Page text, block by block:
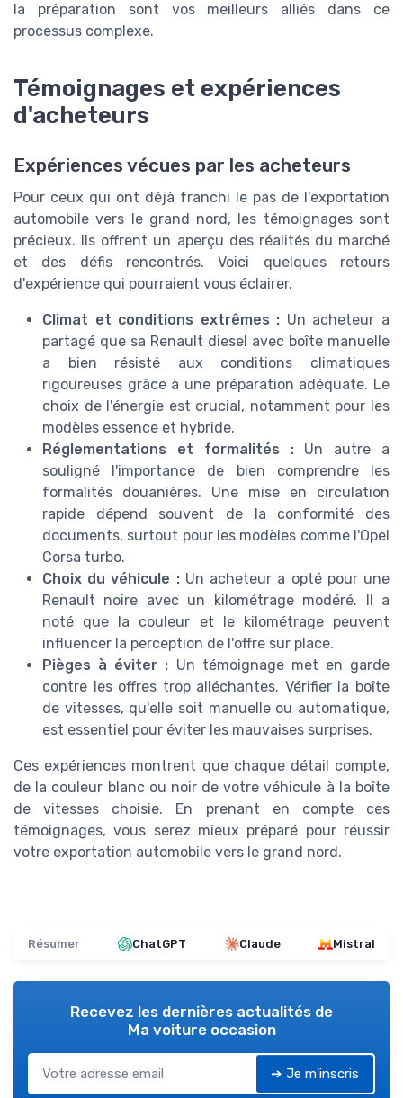
la préparation sont vos meilleurs alliés dans ce
processus complexe.
Témoignages et expériences
d'acheteurs
Expériences vécues par les acheteurs
Pour ceux qui ont déjà franchi le pas de l'exportation
automobile vers le grand nord, les témoignages sont
précieux. Ils offrent un aperçu des réalités du marché
et des défis rencontrés. Voici quelques retours
d'expérience qui pourraient vous éclairer.
Climat et conditions extrêmes : Un acheteur a
partagé que sa Renault diesel avec boîte manuelle
a bien résisté aux conditions climatiques
rigoureuses grâce à une préparation adéquate. Le
choix de l'énergie est crucial, notamment pour les
modèles essence et hybride.
Réglementations et formalités :Un autre a
souligné l'importance de bien comprendre les
formalités douanières. Une mise en circulation
rapide dépend souvent de la conformité des
documents, surtout pour les modèles comme l'Opel
Corsa turbo.
Choix du véhicule :Un acheteur a opté pour une
Renault noire avec un kilométrage modéré. Il a
noté que la couleur et le kilométrage peuvent
influencer la perception de l'offre sur place.
Pièges à éviter : Un témoignage met en garde
contre les offres trop alléchantes. Vérifier la boîte
de vitesses, qu'elle soit manuelle ou automatique,
est essentiel pour éviter les mauvaises surprises.
Ces expériences montrent que chaque détail compte,
de la couleur blanc ou noir de votre véhicule à la boîte
de vitesses choisie. En prenant en compte ces
témoignages, vous serez mieux préparé pour réussir
votre exportation automobile vers le grand nord.
Résumer ChatGPT Claude Mistral
Recevez les dernières actualités de
Ma voiture occasion
➔ Je m'inscris